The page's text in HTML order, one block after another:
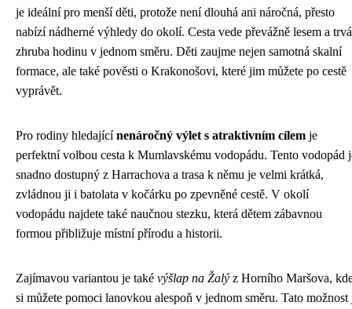
je ideální pro menší děti, protože není dlouhá ani náročná, přesto
nabízí nádherné výhledy do okolí. Cesta vede převážně lesem a trvá
zhruba hodinu v jednom směru. Děti zaujme nejen samotná skalní
formace, ale také pověsti o Krakonošovi, které jim můžete po cestě
vyprávět.
Pro rodiny hledajícínenáročný výlet s atraktivním cílem je
perfektní volbou cesta k Mumlavskému vodopádu. Tento vodopád
snadno dostupný z Harrachova a trasa k němu je velmi krátká,
zvládnou ji i batolata v kočárku po zpevněné cestě. V okolí
vodopádu najdete také naučnou stezku, která dětem zábavnou
formou přibližuje místní přírodu a historii.
Zajímavou variantou je také výšlap na Žalý z Horního Maršova,
si můžete pomoci lanovkou alespoň v jednom směru. Tato možnost